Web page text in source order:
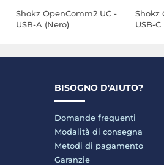
Shokz OpenComm2 UC -
USB-A (Nero)
Shokz
USB-C
BISOGNO D'AIUTO?
Domande frequenti
Modalità di consegna
Metodi di pagamento
Garanzie